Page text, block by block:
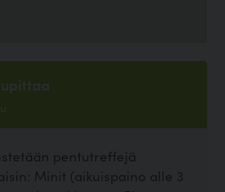
pentutreffejä
Minit (aikuispaino alle 3